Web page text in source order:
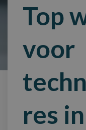
Top
voor
res in